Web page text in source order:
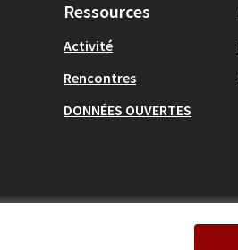
Ressources
Activité
Rencontres
DONNÉES OUVERTES